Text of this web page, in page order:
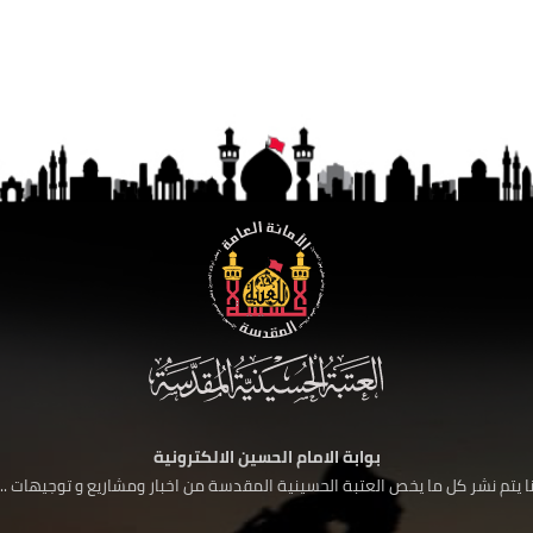
بوابة الامام الحسين الالكترونية
يتم نشر كل ما يخص العتبة الحسينية المقدسة من اخبار ومشاريع و توجيهات